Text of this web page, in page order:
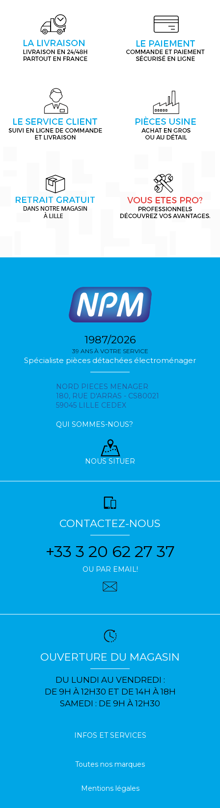
1987/2026
39 ANS À VOTRE SERVICE
Spécialiste pièces détachées électroménager
NORD PIECES MENAGER
180, RUE D'ARRAS - CS80021
59045 LILLE CEDEX
QUI SOMMES-NOUS?
NOUS SITUER
CONTACTEZ-NOUS
+33 3 20 62 27 37
OU PAR EMAIL!
OUVERTURE DU MAGASIN
DU LUNDI AU VENDREDI :
DE 9H À 12H30 ET DE 14H À 18H
SAMEDI : DE 9H À 12H30
INFOS ET SERVICES
Toutes nos marques
Mentions légales